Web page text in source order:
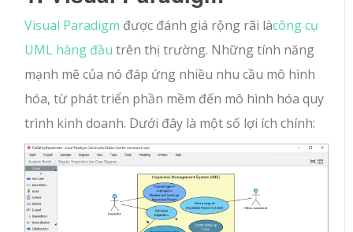
Visual Paradigm được đánh giá rộng rãi làcông cụ
UML hàng đầu trên thị trường. Những tính năng
mạnh mẽ của nó đáp ứng nhiều nhu cầu mô hình
hóa, từ phát triển phần mềm đến mô hình hóa quy
trình kinh doanh. Dưới đây là một số lợi ích chính: